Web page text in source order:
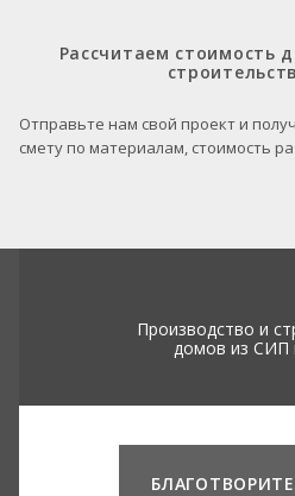
Рассчитаем стоимость
Отправьте нам свой проект и
смету по материалам, стоимость
Производство и
домов из СИП